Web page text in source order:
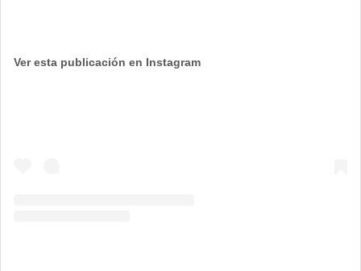
Ver esta publicación en Instagram